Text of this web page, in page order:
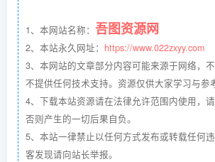
1、本网站名称： 吾图资源网
2、本站永久网址： https://www.022zxyy.com
3、本网站的文章部分内容可能来源于网络，不
不提供任何技术支持。资源仅供大家学习与参
4、下载本站资源请在法律允许范围内使用，请
否则产生的一切后果自负。
5、本站一律禁止以任何方式发布或转载任何
客发现请向站长举报。